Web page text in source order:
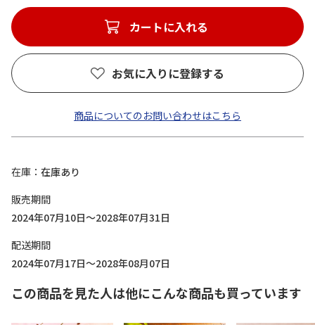
カートに入れる
お気に入りに登録する
商品についてのお問い合わせはこちら
在庫
在庫あり
販売期間
2024年07月10日～2028年07月31日
配送期間
2024年07月17日～2028年08月07日
この商品を見た人は他にこんな商品も買っています